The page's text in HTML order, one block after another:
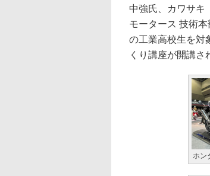
中強氏、カワサキ
モータース 技術
の工業高校生を対
くり講座が開講さ
ホン